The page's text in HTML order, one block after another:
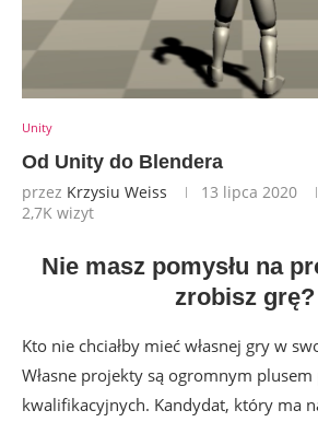
Unity
Od Unity do Blendera
przez Krzysiu Weiss 13 lipca 2020
2,7K wizyt
Nie masz pomysłu na
zrobisz grę?
Kto nie chciałby mieć własnej gry w
Własne projekty są ogromnym
kwalifikacyjnych. Kandydat, który ma